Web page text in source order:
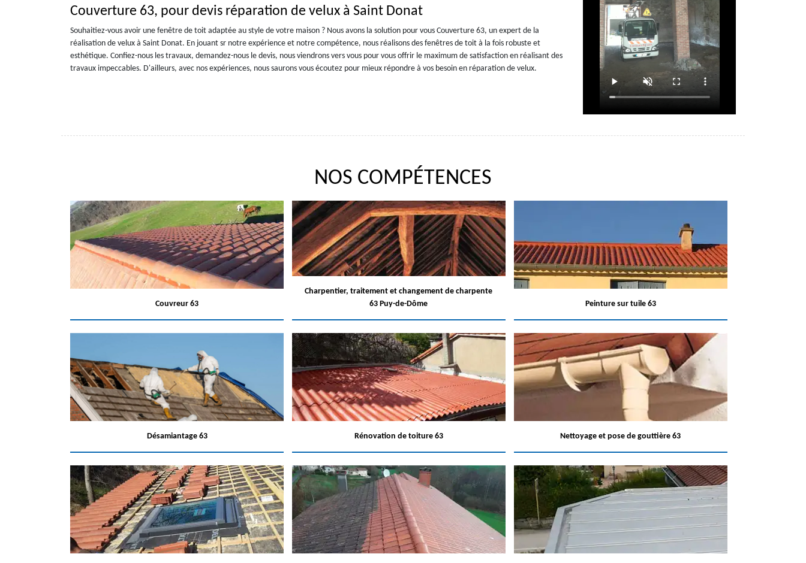
Couverture 63, pour devis réparation de velux à Saint Donat
Souhaitiez-vous avoir une fenêtre de toit adaptée au style de votre maison ? Nous avons la solution pour vous Couverture 63, un expert de la
réalisation de velux à Saint Donat. En jouant sr notre expérience et notre compétence, nous réalisons des fenêtres de toit à la fois robuste et
esthétique. Confiez-nous les travaux, demandez-nous le devis, nous viendrons vers vous pour vous offrir le maximum de satisfaction en réalisant des
travaux impeccables. D'ailleurs, avec nos expériences, nous saurons vous écoutez pour mieux répondre à vos besoin en réparation de velux.
NOS COMPÉTENCES
Couvreur 63
Charpentier, traitement et changement de charpente
63 Puy-de-Dôme
Peinture sur tuile 63
Désamiantage 63 Rénovation de toiture 63 Nettoyage et pose de gouttière 63